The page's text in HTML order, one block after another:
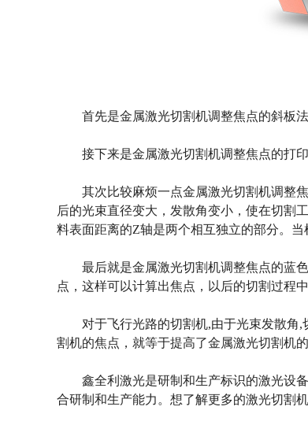
首先是金属激光切割机调整焦点的斜板法
接下来是金属激光切割机调整焦点的打印
其次比较麻烦一点金属激光切割机调整焦
后的光束直径变大，发散角变小，使在切割
料表面距离的Z轴是两个相互独立的部分。
最后就是金属激光切割机调整焦点的蓝色
点，这样可以计算出焦点，以后的切割过程
对于飞行光路的切割机,由于光束发散角,
割机的焦点，就等于提高了金属激光切割机
鑫全利激光是研制和生产标识的激光设备
合研制和生产能力。想了解更多的激光切割